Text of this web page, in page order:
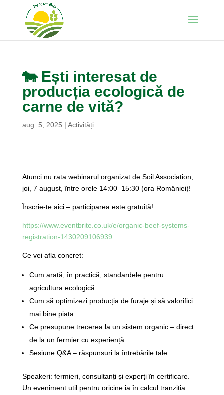
🐄 Ești interesat de
producția ecologică de
carne de vită?
aug. 5, 2025 | Activități
Atunci nu rata webinarul organizat de Soil Association,
joi, 7 august, între orele 14:00–15:30 (ora României)!
Înscrie-te aici – participarea este gratuită!
https://www.eventbrite.co.uk/e/organic-beef-systems-
registration-1430209106939
Ce vei afla concret:
Cum arată, în practică, standardele pentru
agricultura ecologică
Cum să optimizezi producția de furaje și să valorifici
mai bine piața
Ce presupune trecerea la un sistem organic – direct
de la un fermier cu experiență
Sesiune Q&A – răspunsuri la întrebările tale
Speakeri: fermieri, consultanți și experți în certificare.
Un eveniment util pentru oricine ia în calcul tranziția